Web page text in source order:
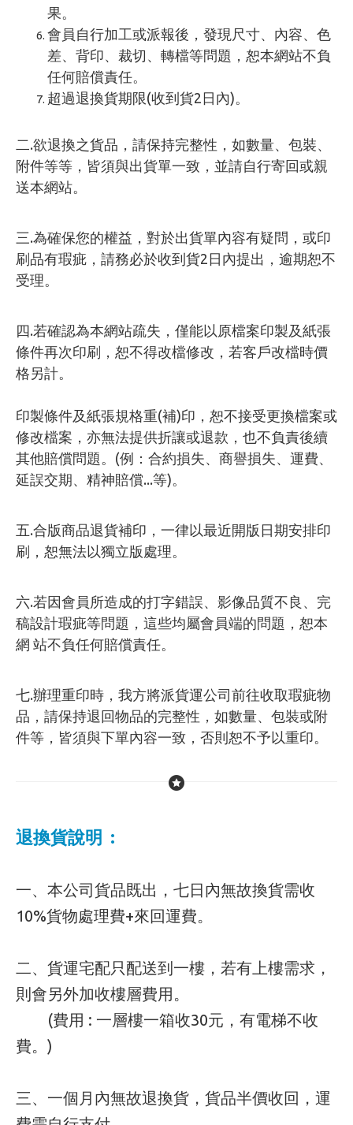
果。
會員自行加工或派報後，發現尺寸、內容、色
差、背印、裁切、轉檔等問題，恕本網站不負
任何賠償責任。
超過退換貨期限(收到貨2日內)。
二.欲退換之貨品，請保持完整性，如數量、包裝、
附件等等，皆須與出貨單一致，並請自行寄回或親
送本網站。
三.為確保您的權益，對於出貨單內容有疑問，或印
刷品有瑕疵，請務必於收到貨2日內提出，逾期恕不
受理。
四.若確認為本網站疏失，僅能以原檔案印製及紙張
條件再次印刷，恕不得改檔修改，若客戶改檔時價
格另計。
印製條件及紙張規格重(補)印，恕不接受更換檔案或
修改檔案，亦無法提供折讓或退款，也不負責後續
其他賠償問題。(例：合約損失、商譽損失、運費、
延誤交期、精神賠償...等)。
五.合版商品退貨補印，一律以最近開版日期安排印
刷，恕無法以獨立版處理。
六.若因會員所造成的打字錯誤、影像品質不良、完
稿設計瑕疵等問題，這些均屬會員端的問題，恕本
網 站不負任何賠償責任。
七.辦理重印時，我方將派貨運公司前往收取瑕疵物
品，請保持退回物品的完整性，如數量、包裝或附
件等，皆須與下單內容一致，否則恕不予以重印。
退換貨說明 :
一、本公司貨品既出，七日內無故換貨需收
10%貨物處理費+來回運費。
二、貨運宅配只配送到一樓，若有上樓需求，
則會另外加收樓層費用。
(費用 : 一層樓一箱收30元，有電梯不收
費。)
三、一個月內無故退換貨，貨品半價收回，運